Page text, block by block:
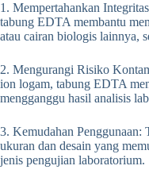
1. Mempertahankan
tabung EDTA membantu
atau cairan biologis lainnya,
2. Mengurangi Risiko
ion logam, tabung EDTA
mengganggu hasil analisis
3. Kemudahan Penggunaan:
ukuran dan desain yang
jenis pengujian laboratorium.